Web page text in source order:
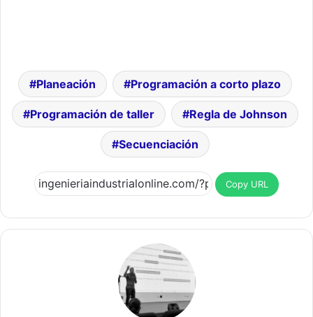
Planeación Programación a corto plazo
Programación de taller Regla de Johnson
Secuenciación
Copy URL